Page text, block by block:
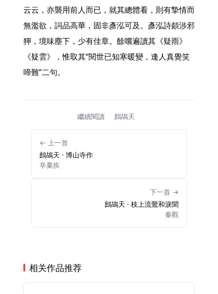
云云，亦襲用前人而已，就其總體看，則有摯情而
無濫欲，詞品高華，固非彥泓可及。彥泓詩頗涉邪
狎，境味塵下，少有佳章。餘嚐遍讀其《疑雨》
《疑雲》，惟取其“閱世已知寒暖變，逢人真覺笑
啼難”二句。
繼續閱讀 鷓鴣天
← 上一首
鷓鴣天 · 博山寺作
辛棄疾
下一首 →
鷓鴣天 · 枝上流鶯和淚聞
秦觀
相关作品推荐